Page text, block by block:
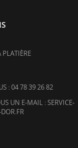
PLATIÈRE
: 04 78 39 26 82
UN E-MAIL : SERVICE-